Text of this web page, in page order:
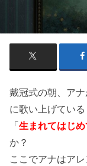
戴冠式の朝、ア
に歌い上げている
「生まれてはじめ
か？
ここでアナはア